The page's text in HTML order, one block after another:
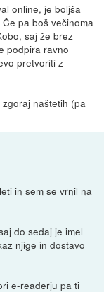
online, je boljša
pa boš večinoma
saj že brez
podpira ravno
pretvoriti z
naštetih (pa
in sem se vrnil na
do sedaj je imel
njige in dostavo
e-readerju pa ti